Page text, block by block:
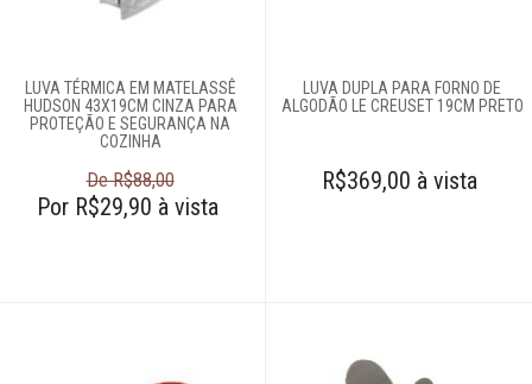
batatas
formas
Balanças
Batedores
Batedores de
carne
LUVA TÉRMICA EM MATELASSÊ
HUDSON 43X19CM CINZA PARA
PROTEÇÃO E SEGURANÇA NA
COZINHA
De R$88,00
Por R$29,90 à vista
LUVA DUPLA PARA FORNO DE
ALGODÃO LE CREUSET 19CM PRETO
R$369,00 à vista